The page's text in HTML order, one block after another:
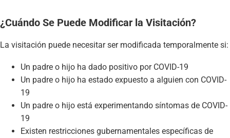
¿Cuándo Se Puede Modificar la Visitación?
La visitación puede necesitar ser modificada temporalmente si:
Un padre o hijo ha dado positivo por COVID-19
Un padre o hijo ha estado expuesto a alguien con COVID-
19
Un padre o hijo está experimentando síntomas de COVID-
19
Existen restricciones gubernamentales específicas de